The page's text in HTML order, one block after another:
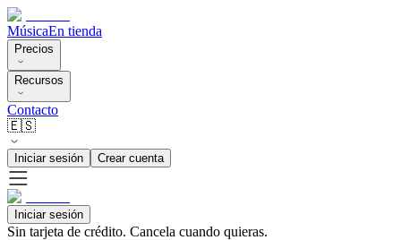
MúsicaEn tienda
Precios
Recursos
Contacto
🇪🇸
Iniciar sesión Crear cuenta
Iniciar sesión
Sin tarjeta de crédito. Cancela cuando quieras.